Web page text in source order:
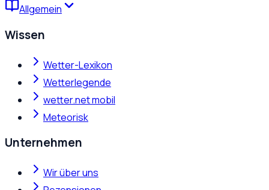
Allgemein
Wissen
Wetter-Lexikon
Wetterlegende
wetter.net mobil
Meteorisk
Unternehmen
Wir über uns